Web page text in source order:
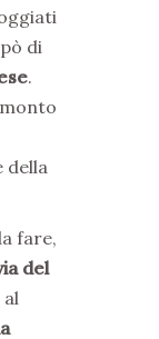
di
.
della
fare,
del
al